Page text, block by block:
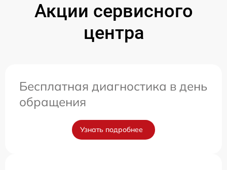
Акции сервисного
центра
Бесплатная диагностика в день
обращения
Узнать подробнее